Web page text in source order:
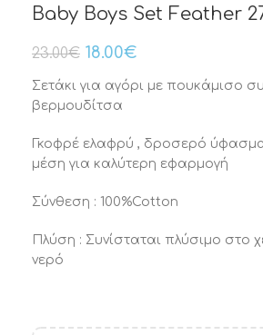
Baby Boys Set Feather
23.00€ 18.00€
Σετάκι για αγόρι με πουκάμισο
βερμουδίτσα
Γκοφρέ ελαφρύ , δροσερό
μέση για καλύτερη εφαρμογή
Σύνθεση : 100%Cotton
Πλύση : Συνίσταται πλύσιμο στο
νερό